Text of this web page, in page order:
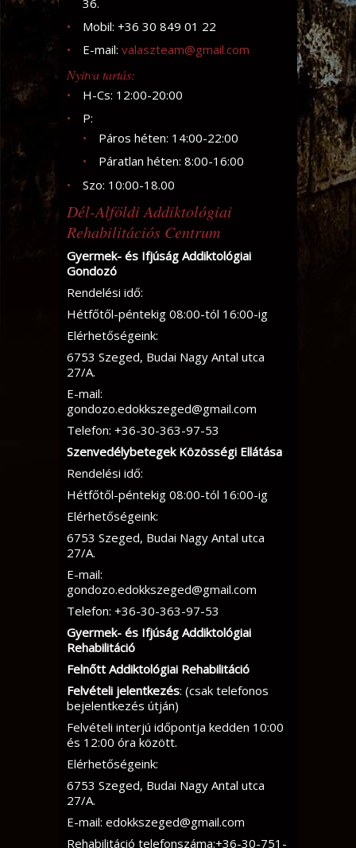
36.
Mobil: +36 30 849 01 22
E-mail: valaszteam@gmail.com
Nyitva tartás:
H-Cs: 12:00-20:00
P:
Páros héten: 14:00-22:00
Páratlan héten: 8:00-16:00
Szo: 10:00-18.00
Dél-Alföldi Addiktológiai
Rehabilitációs Centrum
Gyermek- és Ifjúság Addiktológiai
Gondozó
Rendelési idő:
Hétfőtől-péntekig 08:00-tól 16:00-ig
Elérhetőségeink:
6753 Szeged, Budai Nagy Antal utca
27/A.
E-mail:
gondozo.edokkszeged@gmail.com
Telefon: +36-30-363-97-53
Szenvedélybetegek Közösségi Ellátása
Rendelési idő:
Hétfőtől-péntekig 08:00-tól 16:00-ig
Elérhetőségeink:
6753 Szeged, Budai Nagy Antal utca
27/A.
E-mail:
gondozo.edokkszeged@gmail.com
Telefon: +36-30-363-97-53
Gyermek- és Ifjúság Addiktológiai
Rehabilitáció
Felnőtt Addiktológiai Rehabilitáció
Felvételi jelentkezés: (csak telefonos
bejelentkezés útján)
Felvételi interjú időpontja kedden 10:00
és 12:00 óra között.
Elérhetőségeink:
6753 Szeged, Budai Nagy Antal utca
27/A.
E-mail: edokkszeged@gmail.com
Rehabilitáció telefonszáma:+36-30-751-